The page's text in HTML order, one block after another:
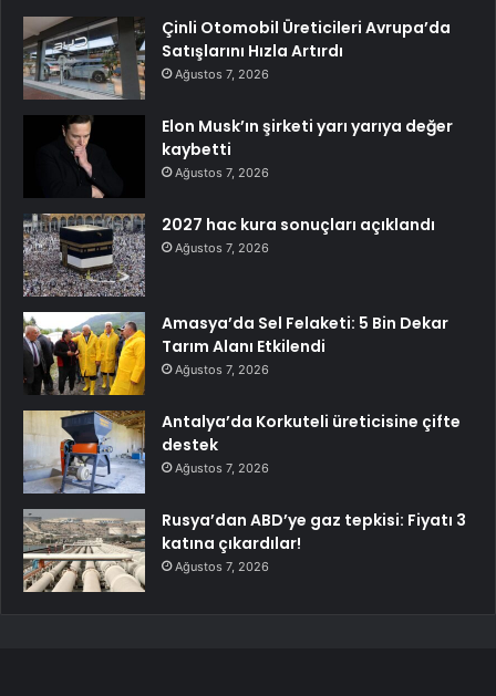
Çinli Otomobil Üreticileri Avrupa’da
Satışlarını Hızla Artırdı
Ağustos 7, 2026
Elon Musk’ın şirketi yarı yarıya değer
kaybetti
Ağustos 7, 2026
2027 hac kura sonuçları açıklandı
Ağustos 7, 2026
Amasya’da Sel Felaketi: 5 Bin Dekar
Tarım Alanı Etkilendi
Ağustos 7, 2026
Antalya’da Korkuteli üreticisine çifte
destek
Ağustos 7, 2026
Rusya’dan ABD’ye gaz tepkisi: Fiyatı 3
katına çıkardılar!
Ağustos 7, 2026